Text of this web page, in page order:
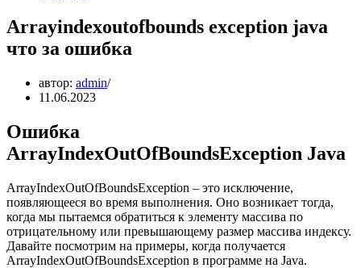
Arrayindexoutofbounds exception java
что за ошибка
автор: admin
11.06.2023
Ошибка
ArrayIndexOutOfBoundsException Java
ArrayIndexOutOfBoundsException – это исключение,
появляющееся во время выполнения. Оно возникает тогда,
когда мы пытаемся обратиться к элементу массива по
отрицательному или превышающему размер массива индексу.
Давайте посмотрим на примеры, когда получается
ArrayIndexOutOfBoundsException в программе на Java.